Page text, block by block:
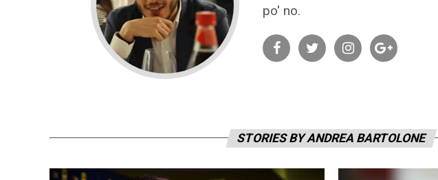
po' no.
STORIES BY ANDREA BARTOLONE